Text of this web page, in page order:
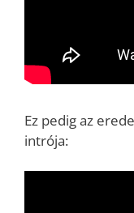
Ez pedig az
intrója: